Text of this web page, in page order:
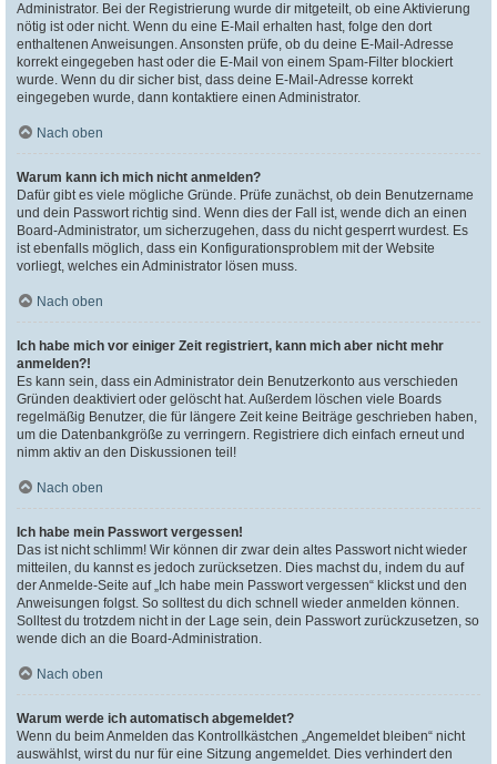
Administrator. Bei der Registrierung wurde dir mitgeteilt, ob eine Aktivierung
nötig ist oder nicht. Wenn du eine E-Mail erhalten hast, folge den dort
enthaltenen Anweisungen. Ansonsten prüfe, ob du deine E-Mail-Adresse
korrekt eingegeben hast oder die E-Mail von einem Spam-Filter blockiert
wurde. Wenn du dir sicher bist, dass deine E-Mail-Adresse korrekt
eingegeben wurde, dann kontaktiere einen Administrator.
Nach oben
Warum kann ich mich nicht anmelden?
Dafür gibt es viele mögliche Gründe. Prüfe zunächst, ob dein Benutzername
und dein Passwort richtig sind. Wenn dies der Fall ist, wende dich an einen
Board-Administrator, um sicherzugehen, dass du nicht gesperrt wurdest. Es
ist ebenfalls möglich, dass ein Konfigurationsproblem mit der Website
vorliegt, welches ein Administrator lösen muss.
Nach oben
Ich habe mich vor einiger Zeit registriert, kann mich aber nicht mehr
anmelden?!
Es kann sein, dass ein Administrator dein Benutzerkonto aus verschieden
Gründen deaktiviert oder gelöscht hat. Außerdem löschen viele Boards
regelmäßig Benutzer, die für längere Zeit keine Beiträge geschrieben haben,
um die Datenbankgröße zu verringern. Registriere dich einfach erneut und
nimm aktiv an den Diskussionen teil!
Nach oben
Ich habe mein Passwort vergessen!
Das ist nicht schlimm! Wir können dir zwar dein altes Passwort nicht wieder
mitteilen, du kannst es jedoch zurücksetzen. Dies machst du, indem du auf
der Anmelde-Seite auf „Ich habe mein Passwort vergessen“ klickst und den
Anweisungen folgst. So solltest du dich schnell wieder anmelden können.
Solltest du trotzdem nicht in der Lage sein, dein Passwort zurückzusetzen, so
wende dich an die Board-Administration.
Nach oben
Warum werde ich automatisch abgemeldet?
Wenn du beim Anmelden das Kontrollkästchen „Angemeldet bleiben“ nicht
auswählst, wirst du nur für eine Sitzung angemeldet. Dies verhindert den